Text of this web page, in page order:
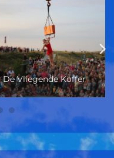
De Vliegende Koffer